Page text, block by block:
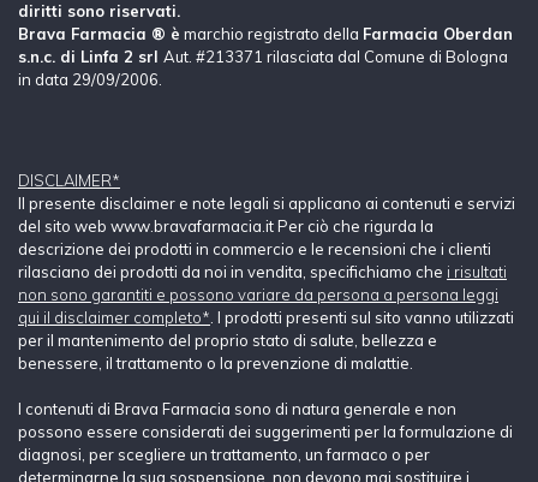
diritti sono riservati.
Brava Farmacia ® è marchio registrato della Farmacia Oberdan
s.n.c. di Linfa 2 srl Aut. #213371 rilasciata dal Comune di Bologna
in data 29/09/2006.
DISCLAIMER*
Il presente disclaimer e note legali si applicano ai contenuti e servizi
del sito web www.bravafarmacia.it Per ciò che rigurda la
descrizione dei prodotti in commercio e le recensioni che i clienti
rilasciano dei prodotti da noi in vendita, specifichiamo che i risultati
non sono garantiti e possono variare da persona a persona leggi
qui il disclaimer completo* . I prodotti presenti sul sito vanno utilizzati
per il mantenimento del proprio stato di salute, bellezza e
benessere, il trattamento o la prevenzione di malattie.
I contenuti di Brava Farmacia sono di natura generale e non
possono essere considerati dei suggerimenti per la formulazione di
diagnosi, per scegliere un trattamento, un farmaco o per
determinarne la sua sospensione, non devono mai sostituire i